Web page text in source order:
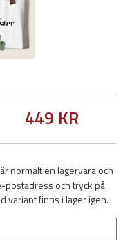
449 KR
normalt en lagervara och
postadress och tryck på
variant finns i lager igen.